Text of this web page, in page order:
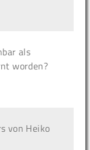
als
worden?
von Heiko